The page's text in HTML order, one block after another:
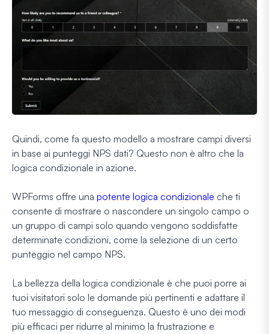
Quindi, come fa questo modello a mostrare campi diversi
in base ai punteggi NPS dati? Questo non è altro che la
logica condizionale in azione.
WPForms offre una potente logica condizionale che ti
consente di mostrare o nascondere un singolo campo o
un gruppo di campi solo quando vengono soddisfatte
determinate condizioni, come la selezione di un certo
punteggio nel campo NPS.
La bellezza della logica condizionale è che puoi porre ai
tuoi visitatori solo le domande più pertinenti e adattare il
tuo messaggio di conseguenza. Questo è uno dei modi
più efficaci per ridurre al minimo la frustrazione e